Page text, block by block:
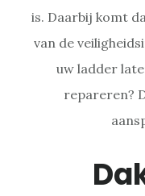
is. Daarbij komt
van de
uw ladder
repareren?